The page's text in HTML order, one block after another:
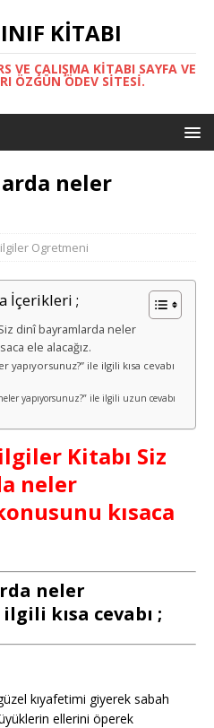
KITABI
VE ÇALIŞMA KITABI SAYFA VE
ÖZGÜN ÖDEV SITESI.
neler
Ogretmeni
İçerikleri ;
Siz dinî bayramlarda neler
ele alacağız.
yapıyorsunuz?” ile ilgili kısa cevabı
yapıyorsunuz?” ile ilgili uzun cevabı
Kitabı Siz
neler
kısaca
neler
kısa cevabı ;
kıyafetimi giyerek sabah
ellerini öperek